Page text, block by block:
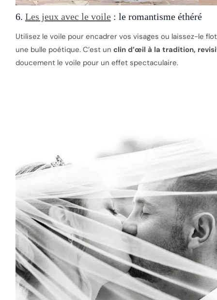
6. Les jeux avec le voile: le romantisme éthéré
Utilisez le voile pour encadrer vos visages ou laissez-le
une bulle poétique. C’est un clin d’œil à la tradition,
doucement le voile pour un effet spectaculaire.